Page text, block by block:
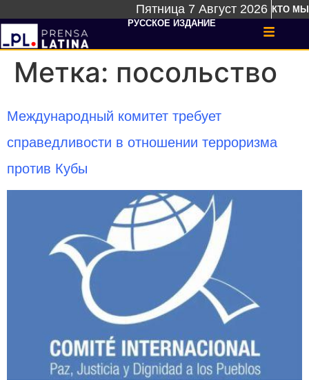
Пятница 7 Август 2026 КТО МЫ
РУССКОЕ ИЗДАНИЕ
Метка: посольство
Международный комитет требует
справедливости в отношении терроризма
против Кубы